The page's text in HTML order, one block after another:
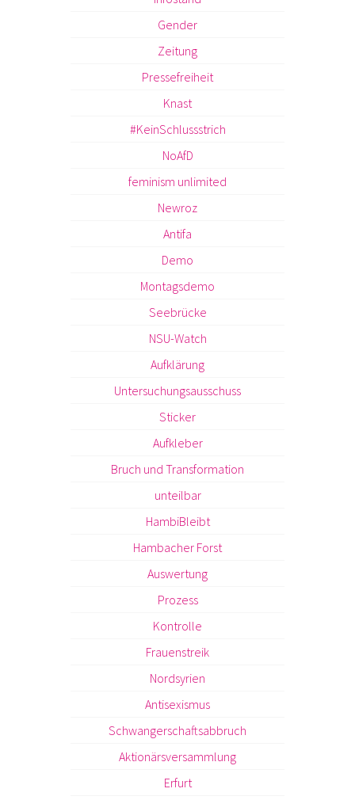
Gender
Zeitung
Pressefreiheit
Knast
#KeinSchlussstrich
NoAfD
feminism unlimited
Newroz
Antifa
Demo
Montagsdemo
Seebrücke
NSU-Watch
Aufklärung
Untersuchungsausschuss
Sticker
Aufkleber
Bruch und Transformation
unteilbar
HambiBleibt
Hambacher Forst
Auswertung
Prozess
Kontrolle
Frauenstreik
Nordsyrien
Antisexismus
Schwangerschaftsabbruch
Aktionärsversammlung
Erfurt